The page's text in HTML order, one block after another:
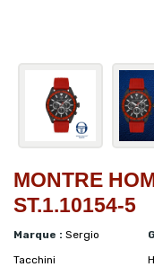
MONTRE
ST.1.10154-5
Marque : Sergio
Tacchini